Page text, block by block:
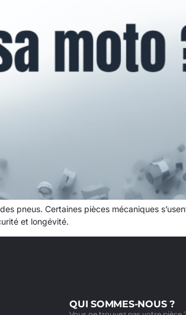
pneus. Certaines pièces mécaniques
et longévité.
QUI SOMMES-NOUS ?